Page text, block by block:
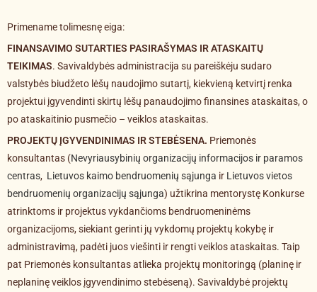
Primename tolimesnę eiga:
FINANSAVIMO SUTARTIES PASIRAŠYMAS IR ATASKAITŲ
TEIKIMAS. Savivaldybės administracija su pareiškėju sudaro
valstybės biudžeto lėšų naudojimo sutartį, kiekvieną ketvirtį renka
projektui įgyvendinti skirtų lėšų panaudojimo finansines ataskaitas, o
po ataskaitinio pusmečio – veiklos ataskaitas.
PROJEKTŲ ĮGYVENDINIMAS IR STEBĖSENA. Priemonės
konsultantas (Nevyriausybinių organizacijų informacijos ir paramos
centras, Lietuvos kaimo bendruomenių sąjunga ir Lietuvos vietos
bendruomenių organizacijų sąjunga) užtikrina mentorystę Konkurse
atrinktoms ir projektus vykdančioms bendruomeninėms
organizacijoms, siekiant gerinti jų vykdomų projektų kokybę ir
administravimą, padėti juos viešinti ir rengti veiklos ataskaitas. Taip
pat Priemonės konsultantas atlieka projektų monitoringą (planinę ir
neplaninę veiklos įgyvendinimo stebėseną). Savivaldybė projektų